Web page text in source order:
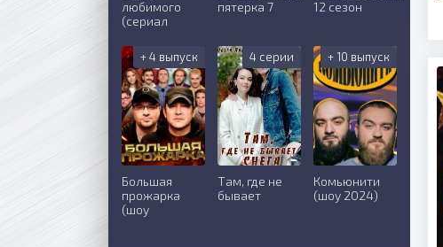
любимого
(сериал
пятерка 7
12 сезон
+ 4 выпуск
Большая
прожарка
(шоу
4 серии
Там, где не
бывает
+ 10 выпуск
Комьюнити
(шоу 2024)